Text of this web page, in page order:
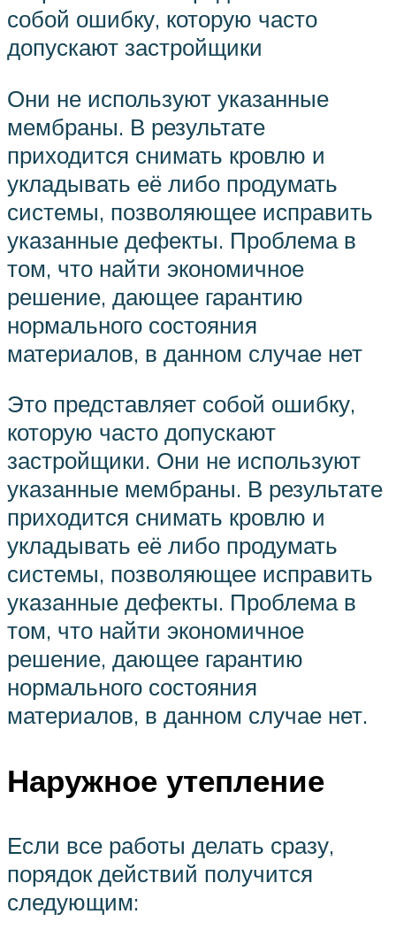
собой ошибку, которую часто
допускают застройщики
Они не используют указанные
мембраны. В результате
приходится снимать кровлю и
укладывать её либо продумать
системы, позволяющее исправить
указанные дефекты. Проблема в
том, что найти экономичное
решение, дающее гарантию
нормального состояния
материалов, в данном случае нет
Это представляет собой ошибку,
которую часто допускают
застройщики. Они не используют
указанные мембраны. В результате
приходится снимать кровлю и
укладывать её либо продумать
системы, позволяющее исправить
указанные дефекты. Проблема в
том, что найти экономичное
решение, дающее гарантию
нормального состояния
материалов, в данном случае нет.
Наружное утепление
Если все работы делать сразу,
порядок действий получится
следующим: